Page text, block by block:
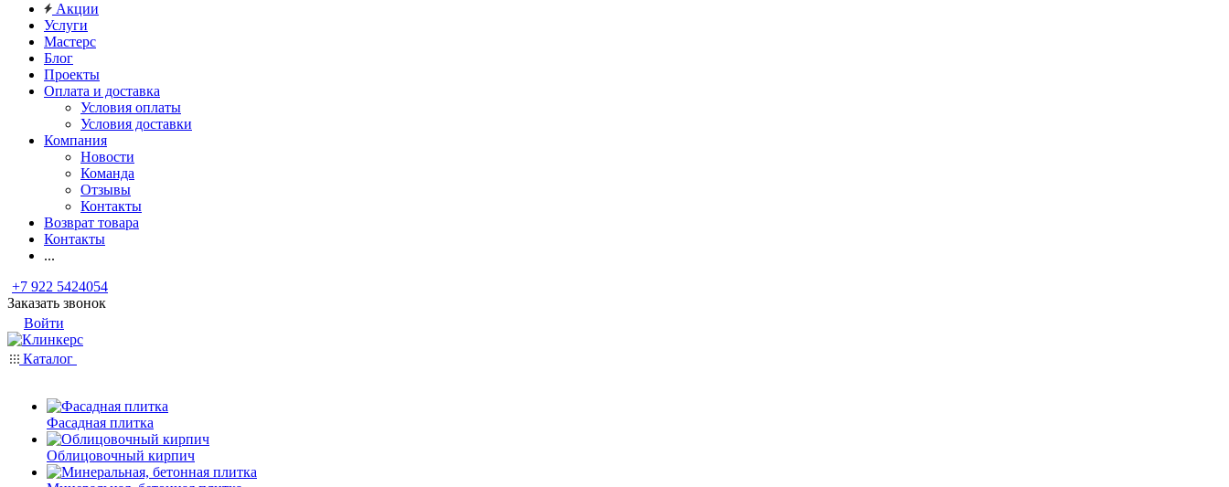
Акции
Услуги
Мастерс
Блог
Проекты
Оплата и доставка
Условия оплаты
Условия доставки
Компания
Новости
Команда
Отзывы
Контакты
Возврат товара
Контакты
...
+7 922 5424054
Заказать звонок
Войти
Каталог
Фасадная плитка
Облицовочный кирпич